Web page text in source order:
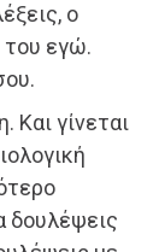
ο
του εγώ.
Και γίνεται
δουλέψεις